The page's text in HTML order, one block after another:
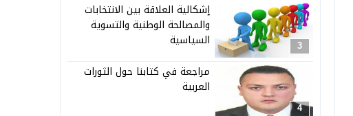
3
إشكالية العلاقة بين الانتخابات
والمصالحة الوطنية والتسوية
السياسية
4
مراجعة في كتابنا حول الثورات
العربية